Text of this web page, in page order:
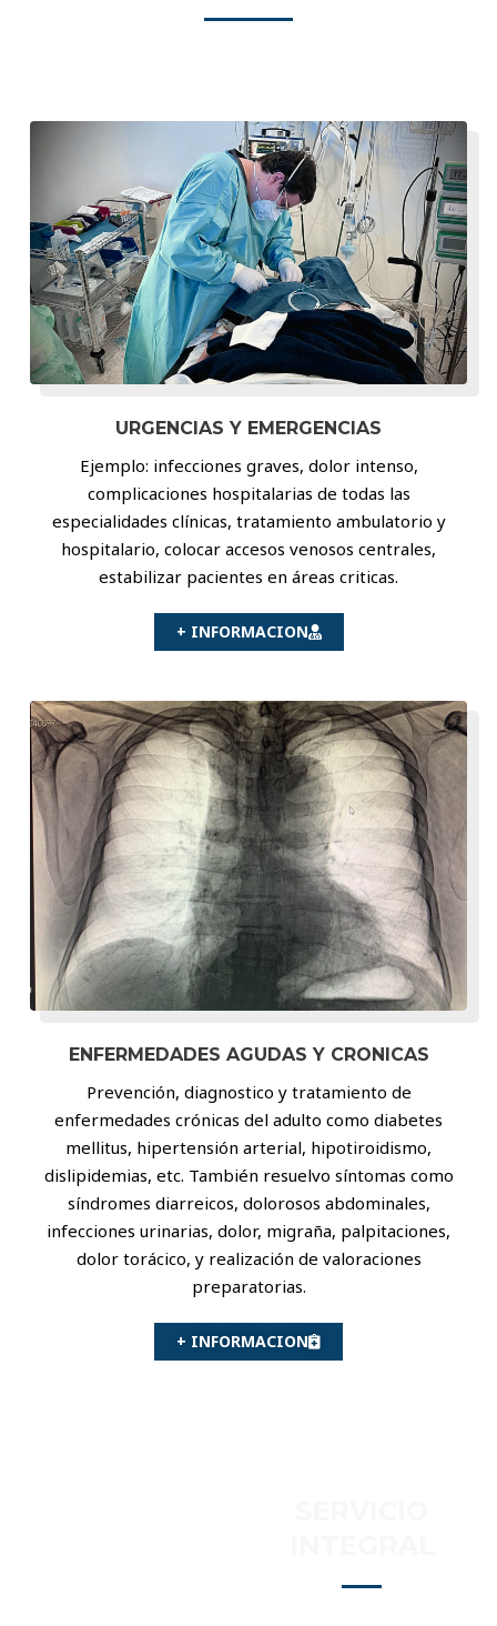
URGENCIAS Y EMERGENCIAS
Ejemplo: infecciones graves, dolor intenso,
complicaciones hospitalarias de todas las
especialidades clínicas, tratamiento ambulatorio y
hospitalario, colocar accesos venosos centrales,
estabilizar pacientes en áreas criticas.
+ INFORMACION
ENFERMEDADES AGUDAS Y CRONICAS
Prevención, diagnostico y tratamiento de
enfermedades crónicas del adulto como diabetes
mellitus, hipertensión arterial, hipotiroidismo,
dislipidemias, etc. También resuelvo síntomas como
síndromes diarreicos, dolorosos abdominales,
infecciones urinarias, dolor, migraña, palpitaciones,
dolor torácico, y realización de valoraciones
preparatorias.
+ INFORMACION